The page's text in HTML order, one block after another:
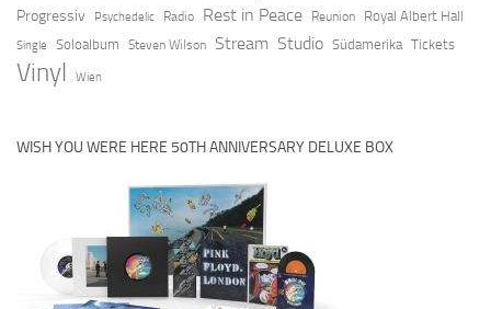
Progressiv Psychedelic Radio Rest in Peace Reunion Royal Albert Hall
Single Soloalbum Steven Wilson Stream Studio Südamerika Tickets
Vinyl Wien
WISH YOU WERE HERE 50TH ANNIVERSARY DELUXE BOX